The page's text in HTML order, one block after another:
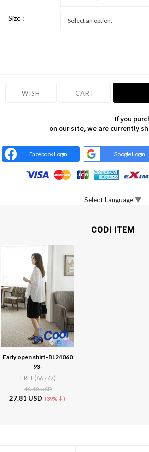
Size :
WISH CART
If you
on our site, we are currently
Facebook Login Google Login
Select Language▼
CODI ITEM
Early open shirt-BL24060
93-
FREE(66~77)
46.18 USD
27.81 USD (39%↓)